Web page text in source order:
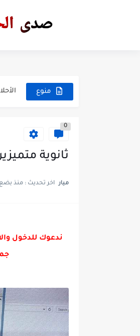
منوع
0
ثانوية
ميار اخر تحديث : منذ بضع
ندعوك للدخول